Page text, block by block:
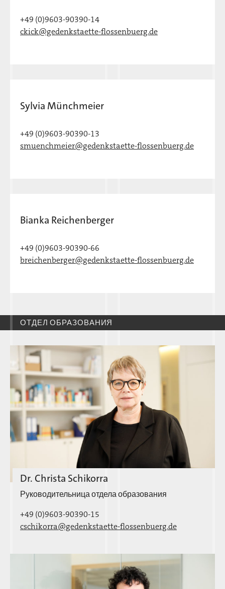
+49 (0)9603-90390-14
ckick@gedenkstaette-flossenbuerg.de
Sylvia Münchmeier
+49 (0)9603-90390-13
smuenchmeier@gedenkstaette-flossenbuerg.de
Bianka Reichenberger
+49 (0)9603-90390-66
breichenberger@gedenkstaette-flossenbuerg.de
ОТДЕЛ ОБРАЗОВАНИЯ
Dr. Christa Schikorra
Руководительница отдела образования
+49 (0)9603-90390-15
cschikorra@gedenkstaette-flossenbuerg.de